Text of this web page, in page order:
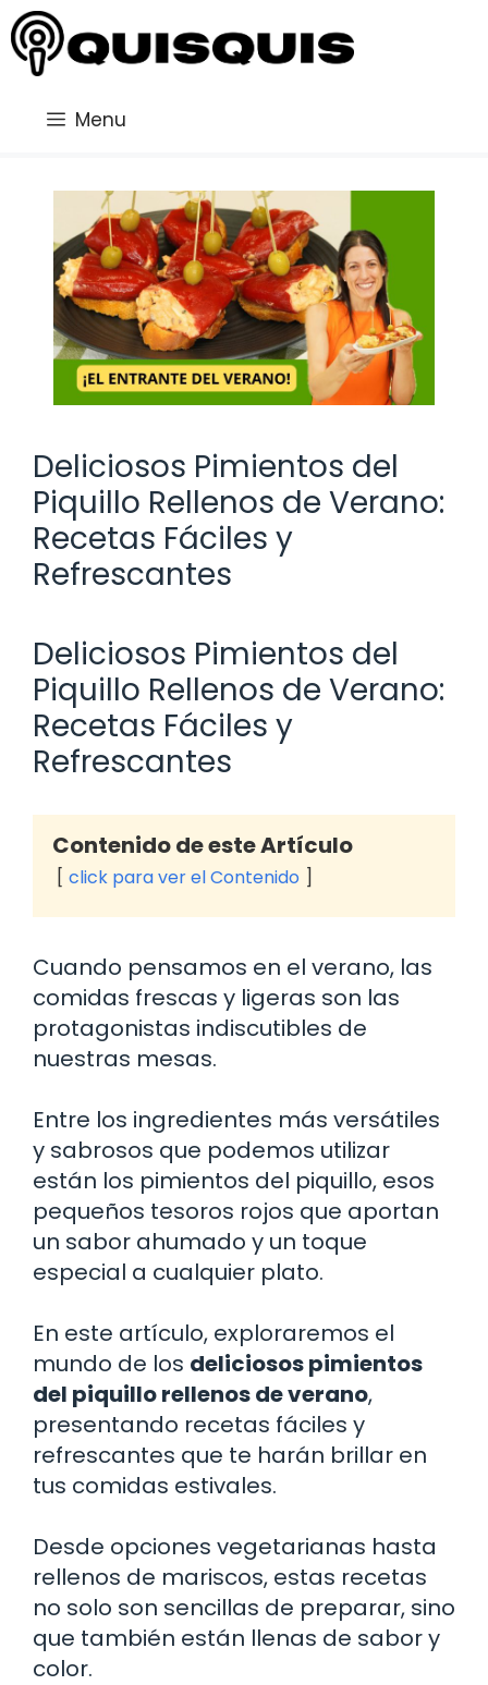
Saltar
al
contenido
Menu
Deliciosos Pimientos del
Piquillo Rellenos de Verano:
Recetas Fáciles y
Refrescantes
Deliciosos Pimientos del
Piquillo Rellenos de Verano:
Recetas Fáciles y
Refrescantes
Contenido de este Artículo
click para ver el Contenido
Cuando pensamos en el verano, las
comidas frescas y ligeras son las
protagonistas indiscutibles de
nuestras mesas.
Entre los ingredientes más versátiles
y sabrosos que podemos utilizar
están los pimientos del piquillo, esos
pequeños tesoros rojos que aportan
un sabor ahumado y un toque
especial a cualquier plato.
En este artículo, exploraremos el
mundo de los deliciosos pimientos
del piquillo rellenos de verano,
presentando recetas fáciles y
refrescantes que te harán brillar en
tus comidas estivales.
Desde opciones vegetarianas hasta
rellenos de mariscos, estas recetas
no solo son sencillas de preparar, sino
que también están llenas de sabor y
color.